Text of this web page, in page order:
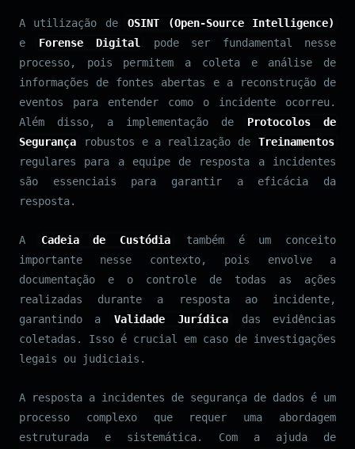
A utilização de
OSINT (Open-Source Intelligence)
e
Forense Digital
pode ser fundamental nesse
processo, pois permitem a coleta e análise de
informações de fontes abertas e a reconstrução de
eventos para entender como o incidente ocorreu.
Além disso, a implementação de
Protocolos de
Segurança
robustos e a realização de
Treinamentos
regulares para a equipe de resposta a incidentes
são essenciais para garantir a eficácia da
resposta.
A Cadeia de Custódia
também é um conceito
importante nesse contexto, pois envolve a
documentação e o controle de todas as ações
realizadas durante a resposta ao incidente,
garantindo a
Validade Jurídica
das evidências
coletadas. Isso é crucial em caso de investigações
legais ou judiciais.
A resposta a incidentes de segurança de dados é um
processo complexo que requer uma abordagem
estruturada e sistemática. Com a ajuda de